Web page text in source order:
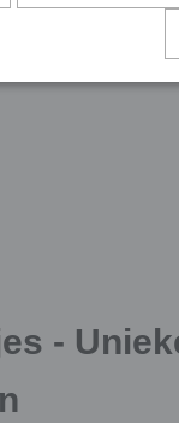
-